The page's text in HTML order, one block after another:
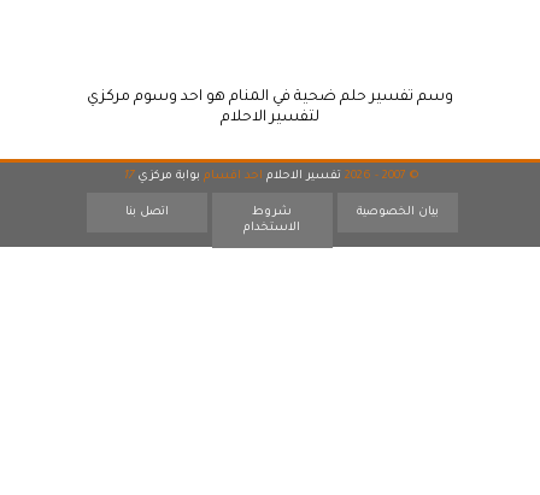
وسم تفسير حلم ضحية في المنام هو احد وسوم مركزي
لتفسير الاحلام
© 2007 - 2026 تفسير الاحلام احد اقسام بوابة مركزي 17
بيان الخصوصية
شروط
الاستخدام
اتصل بنا